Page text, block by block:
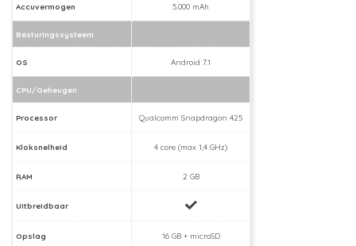
Accuvermogen 5.000 mAh
Besturingssysteem
OS Android 7.1
CPU/Geheugen
Processor Qualcomm Snapdragon 425
Kloksnelheid 4 core (max 1,4 GHz)
RAM 2 GB
Uitbreidbaar
Opslag 16 GB + microSD